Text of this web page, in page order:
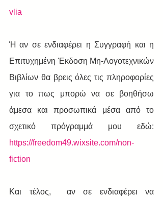
vlia
Ή αν σε ενδιαφέρει η Συγγραφή και η
Επιτυχημένη Έκδοση Μη-Λογοτεχνικών
Βιβλίων θα βρεις όλες τις πληροφορίες
για το πως μπορώ να σε βοηθήσω
άμεσα και προσωπικά μέσα από το
https://freedom49.wixsite.com/non-
fiction
Και τέλος,  αν σε ενδιαφέρει να